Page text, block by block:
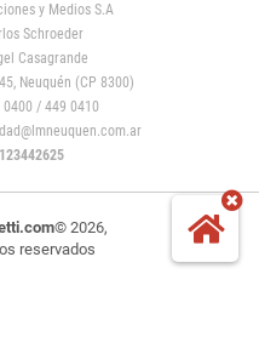
y Medios S.A
Schroeder
Casagrande
Neuquén (CP 8300)
/ 449 0410
© 2026,
reservados